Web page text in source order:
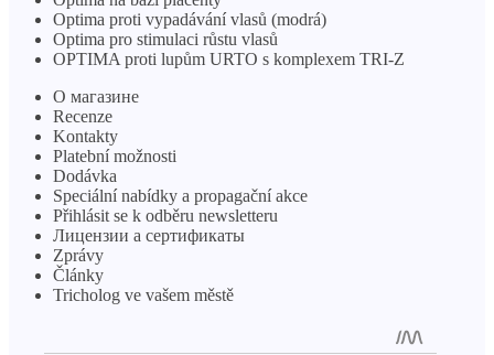
Optima proti vypadávání vlasů (modrá)
Optima pro stimulaci růstu vlasů
OPTIMA proti lupům URTO s komplexem TRI-Z
О магазине
Recenze
Kontakty
Platební možnosti
Dodávka
Speciální nabídky a propagační akce
Přihlásit se k odběru newsletteru
Лицензии a сертификаты
Zprávy
Články
Tricholog ve vašem městě